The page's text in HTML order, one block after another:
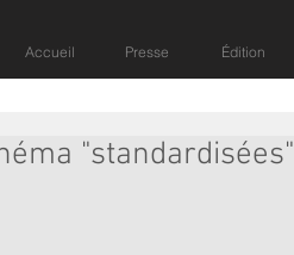
"standardisées"
Accueil Presse Édition